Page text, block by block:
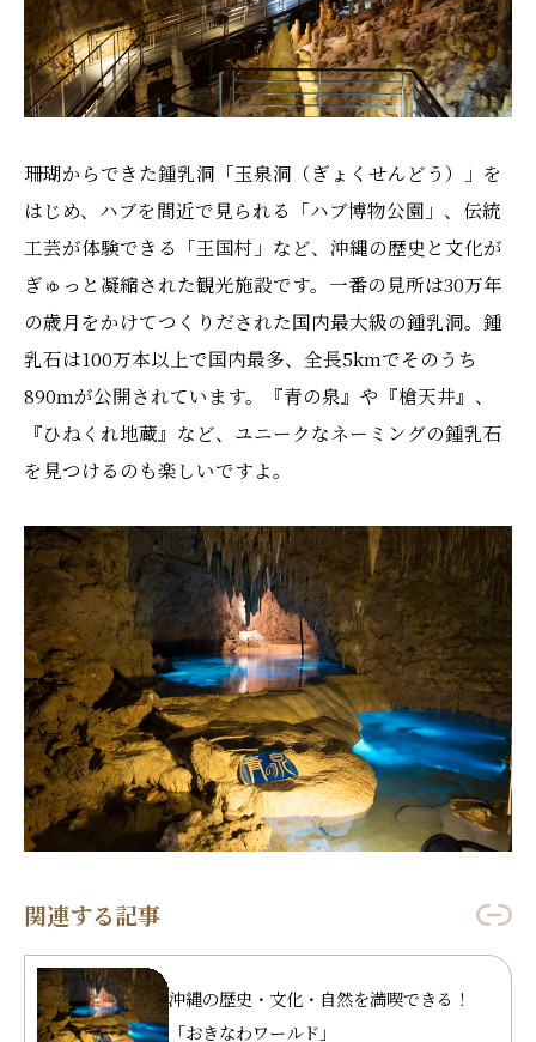
珊瑚からできた鍾乳洞「玉泉洞（ぎょくせんどう）」を
はじめ、ハブを間近で見られる「ハブ博物公園」、伝統
工芸が体験できる「王国村」など、沖縄の歴史と文化が
ぎゅっと凝縮された観光施設です。一番の見所は30万年
の歳月をかけてつくりだされた国内最大級の鍾乳洞。鍾
乳石は100万本以上で国内最多、全長5kmでそのうち
890mが公開されています。『青の泉』や『槍天井』、
『ひねくれ地蔵』など、ユニークなネーミングの鍾乳石
を見つけるのも楽しいですよ。
関連する記事
沖縄の歴史・文化・自然を満喫できる！
「おきなわワールド」